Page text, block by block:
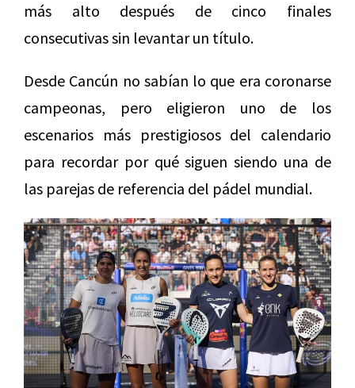
más alto después de cinco finales
consecutivas sin levantar un título.
Desde Cancún no sabían lo que era coronarse
campeonas, pero eligieron uno de los
escenarios más prestigiosos del calendario
para recordar por qué siguen siendo una de
las parejas de referencia del pádel mundial.